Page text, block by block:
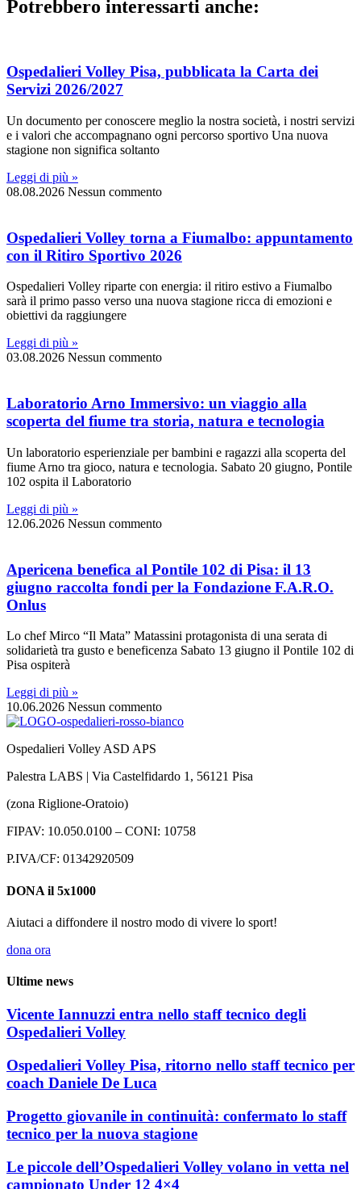
Potrebbero interessarti anche:
Ospedalieri Volley Pisa, pubblicata la Carta dei
Servizi 2026/2027
Un documento per conoscere meglio la nostra società, i nostri servizi
e i valori che accompagnano ogni percorso sportivo Una nuova
stagione non significa soltanto
Leggi di più »
08.08.2026 Nessun commento
Ospedalieri Volley torna a Fiumalbo: appuntamento
con il Ritiro Sportivo 2026
Ospedalieri Volley riparte con energia: il ritiro estivo a Fiumalbo
sarà il primo passo verso una nuova stagione ricca di emozioni e
obiettivi da raggiungere
Leggi di più »
03.08.2026 Nessun commento
Laboratorio Arno Immersivo: un viaggio alla
scoperta del fiume tra storia, natura e tecnologia
Un laboratorio esperienziale per bambini e ragazzi alla scoperta del
fiume Arno tra gioco, natura e tecnologia. Sabato 20 giugno, Pontile
102 ospita il Laboratorio
Leggi di più »
12.06.2026 Nessun commento
Apericena benefica al Pontile 102 di Pisa: il 13
giugno raccolta fondi per la Fondazione F.A.R.O.
Onlus
Lo chef Mirco “Il Mata” Matassini protagonista di una serata di
solidarietà tra gusto e beneficenza Sabato 13 giugno il Pontile 102 di
Pisa ospiterà
Leggi di più »
10.06.2026 Nessun commento
Ospedalieri Volley ASD APS
Palestra LABS | Via Castelfidardo 1, 56121 Pisa
(zona Riglione-Oratoio)
FIPAV: 10.050.0100 – CONI: 10758
P.IVA/CF: 01342920509
DONA il 5x1000
Aiutaci a diffondere il nostro modo di vivere lo sport!
dona ora
Ultime news
Vicente Iannuzzi entra nello staff tecnico degli
Ospedalieri Volley
Ospedalieri Volley Pisa, ritorno nello staff tecnico per
coach Daniele De Luca
Progetto giovanile in continuità: confermato lo staff
tecnico per la nuova stagione
Le piccole dell’Ospedalieri Volley volano in vetta nel
campionato Under 12 4×4